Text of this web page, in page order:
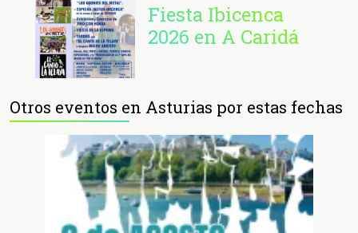
Fiesta Ibicenca
2026 en A Caridá
Otros eventos en Asturias por estas fechas